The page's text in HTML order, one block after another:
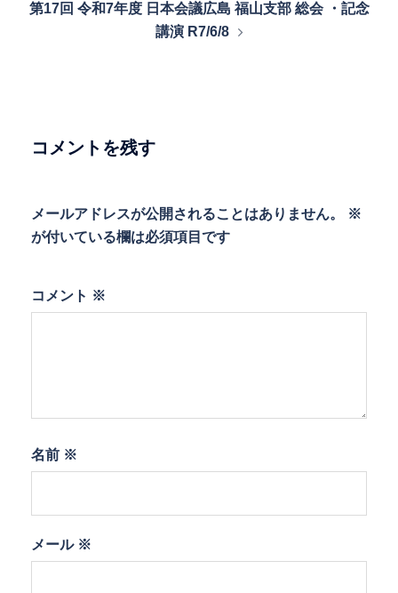
ビ
ン
第17回 令和7年度 日本会議広島 福山支部 総会 ・記念
講演 R7/6/8
コメントを残す
メールアドレスが公開されることはありません。
※
が付いている欄は必須項目です
コメント ※
名前 ※
メール ※